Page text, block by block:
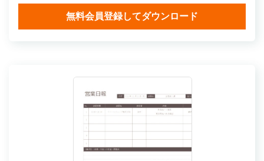
無料会員登録してダウンロード